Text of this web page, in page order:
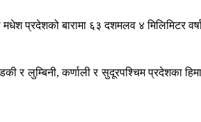
प्रदेशको बारामा ६३ दशमलव ४ मिलिमिटर
र लुम्बिनी, कर्णाली र सुदूरपश्चिम प्रदेशका